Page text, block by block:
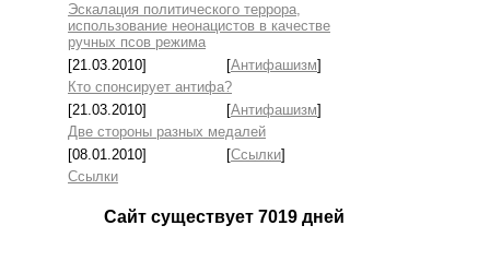
Эскалация политического террора,
использование неонацистов в качестве
ручных псов режима
[21.03.2010]
[Антифашизм]
Кто спонсирует антифа?
[21.03.2010]
[Антифашизм]
Две стороны разных медалей
[08.01.2010]
[Ссылки]
Ссылки
Сайт существует 7019дней